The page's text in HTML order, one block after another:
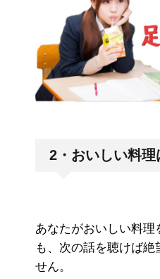
2・おいしい料理
あなたがおいしい料理
も、次の話を聴けば絶
せん。